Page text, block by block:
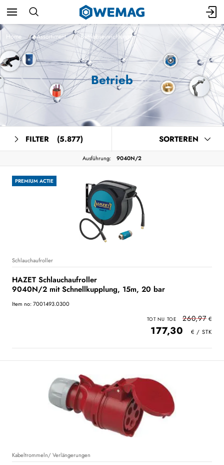
Home Assortiment Betriebseinrichtungen
Betrieb
FILTER (5.877) SORTEREN
Ausführung: 9040N/2
PREMIUM ACTIE
Schlauchaufroller
HAZET Schlauchaufroller
9040N/2 mit Schnellkupplung, 15m, 20 bar
Item no: 7001493.0300
260,97
177,30
Kabeltrommeln/ Verlängerungen